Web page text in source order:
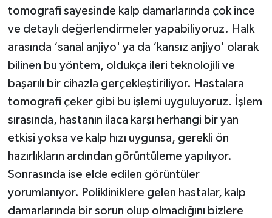
tomografi sayesinde kalp damarlarında çok ince
ve detaylı değerlendirmeler yapabiliyoruz. Halk
arasında ‘sanal anjiyo' ya da ‘kansız anjiyo' olarak
bilinen bu yöntem, oldukça ileri teknolojili ve
başarılı bir cihazla gerçekleştiriliyor. Hastalara
tomografi çeker gibi bu işlemi uyguluyoruz. İşlem
sırasında, hastanın ilaca karşı herhangi bir yan
etkisi yoksa ve kalp hızı uygunsa, gerekli ön
hazırlıkların ardından görüntüleme yapılıyor.
Sonrasında ise elde edilen görüntüler
yorumlanıyor. Polikliniklere gelen hastalar, kalp
damarlarında bir sorun olup olmadığını bizlere